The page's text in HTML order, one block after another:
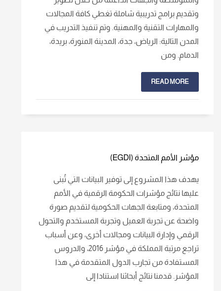
وتقديم برامج تدريبية شاملة تغطي كافة المجالات
والمهارات التقنية والمهنية. وتم تنفيذ التدريب في
المدن التالية: الرياض، جدة، المدينة المنورة، بريدة،
الدمام. ومن
READ MORE
مؤشر الأمم المتحدة (EGDI)
يهدف هذا المشروع إلى توفير البيانات التي تُبنى
عليها نتائج مؤشرات الحكومة الرقمية في الأمم
المتحدة، ومتابعة الجهات الحكومية لتقديم صورة
واضحة عن تجربة العميل وتجربة المستخدم والتحول
الرقمي وإدارة البيانات ومجالات أخرى، وعن أسباب
تراجع مرتبة المملكة في مؤشر 2016، والدروس
المستفادة من تجارب الدول المتقدمة في هذا
المؤشر. قدمنا نتائج أبحاثنا استنادا إلى